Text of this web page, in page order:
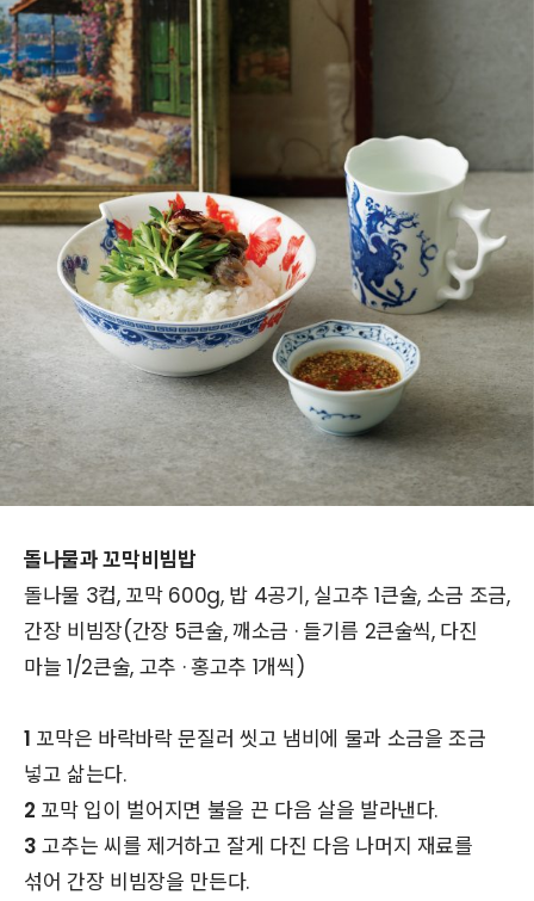
돌나물과 꼬막비빔밥
돌나물 3컵, 꼬막 600g, 밥 4공기, 실고추 1큰술, 소금 조금,
간장 비빔장(간장 5큰술, 깨소금 · 들기름 2큰술씩, 다진
마늘 1/2큰술, 고추 · 홍고추 1개씩)
1 꼬막은 바락바락 문질러 씻고 냄비에 물과 소금을 조금
넣고 삶는다.
2 꼬막 입이 벌어지면 불을 끈 다음 살을 발라낸다.
3 고추는 씨를 제거하고 잘게 다진 다음 나머지 재료를
섞어 간장 비빔장을 만든다.